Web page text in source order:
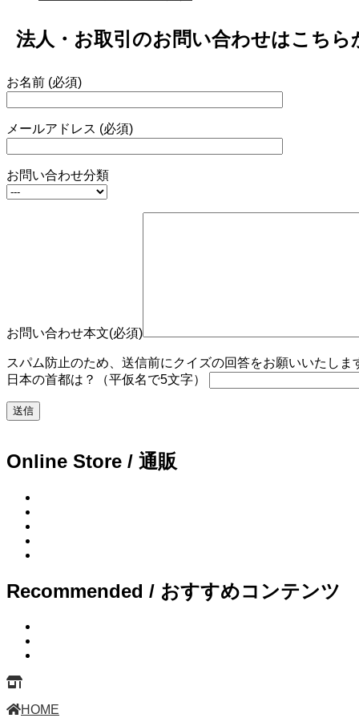
法人・お取引のお問い合わせはこちら
お名前 (必須)
メールアドレス (必須)
お問い合わせ分類
お問い合わせ本文(必須)
スパム防止のため、送信前にクイズの回答をお願いいたしま
日本の首都は？（平仮名で5文字）
Online Store / 通販
Recommended / おすすめコンテンツ
HOME